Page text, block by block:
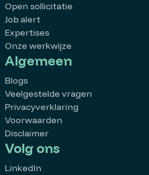
Open sollicitatie
Job alert
Expertises
Onze werkwijze
Algemeen
Blogs
Veelgestelde vragen
Privacyverklaring
Voorwaarden
Disclaimer
Volg ons
LinkedIn